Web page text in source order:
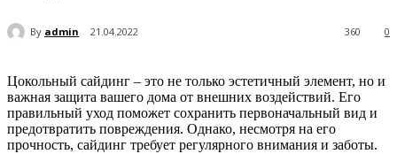
By admin 21.04.2022 0
360
Цокольный сайдинг – это не только эстетичный элемент, но и
важная защита вашего дома от внешних воздействий. Его
правильный уход поможет сохранить первоначальный вид и
предотвратить повреждения. Однако, несмотря на его
прочность, сайдинг требует регулярного внимания и заботы.